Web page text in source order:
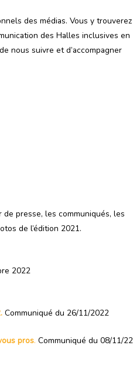
des médias. Vous y trouverez
des Halles inclusives en
nous suivre et d’accompagner
presse, les communiqués, les
de l’édition 2021.
2022
Communiqué du 26/11/2022
pros. Communiqué du 08/11/22